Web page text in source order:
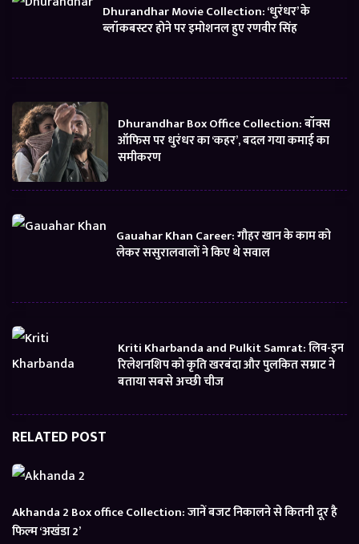
Dhurandhar Movie Collection: ‘धुरंधर’ के
ब्लॉकबस्टर होने पर इमोशनल हुए रणवीर सिंह
Dhurandhar Box Office Collection: बॉक्स
ऑफिस पर धुरंधर का ‘कहर’, बदल गया कमाई का
समीकरण
Gauahar Khan Career: गौहर खान के काम को
लेकर ससुरालवालों ने किए थे सवाल
Kriti Kharbanda and Pulkit Samrat: लिव-इन
रिलेशनशिप को कृति खरबंदा और पुलकित सम्राट ने
बताया सबसे अच्छी चीज
RELATED POST
Akhanda 2 Box office Collection: जानें बजट निकालने से कितनी दूर है
फिल्म ‘अखंडा 2’